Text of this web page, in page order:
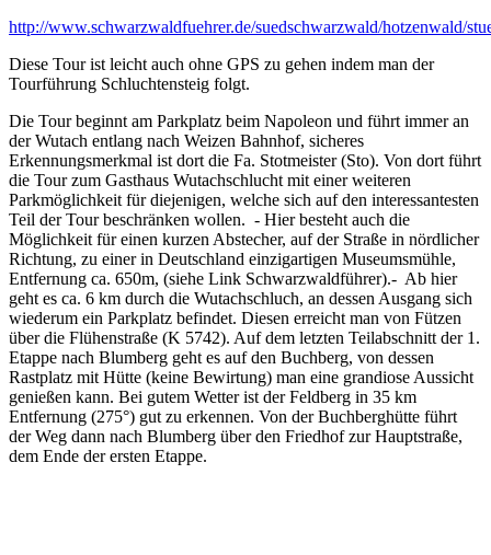
http://www.schwarzwaldfuehrer.de/suedschwarzwald/hotzenwald/
Diese Tour ist leicht auch ohne GPS zu gehen indem man der
Tourführung Schluchtensteig folgt.
Die Tour beginnt am Parkplatz beim Napoleon und führt immer an
der Wutach entlang nach Weizen Bahnhof, sicheres
Erkennungsmerkmal ist dort die Fa. Stotmeister (Sto). Von dort führt
die Tour zum Gasthaus Wutachschlucht mit einer weiteren
Parkmöglichkeit für diejenigen, welche sich auf den interessantesten
Teil der Tour beschränken wollen. - Hier besteht auch die
Möglichkeit für einen kurzen Abstecher, auf der Straße in nördlicher
Richtung, zu einer in Deutschland einzigartigen Museumsmühle,
Entfernung ca. 650m, (siehe Link Schwarzwaldführer).- Ab hier
geht es ca. 6 km durch die Wutachschluch, an dessen Ausgang sich
wiederum ein Parkplatz befindet. Diesen erreicht man von Fützen
über die Flühenstraße (K 5742). Auf dem letzten Teilabschnitt der 1.
Etappe nach Blumberg geht es auf den Buchberg, von dessen
Rastplatz mit Hütte (keine Bewirtung) man eine grandiose Aussicht
genießen kann. Bei gutem Wetter ist der Feldberg in 35 km
Entfernung (275°) gut zu erkennen. Von der Buchberghütte führt
der Weg dann nach Blumberg über den Friedhof zur Hauptstraße,
dem Ende der ersten Etappe.